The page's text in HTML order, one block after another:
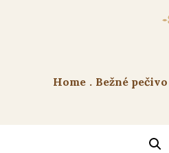
Home . Bežné pečivo